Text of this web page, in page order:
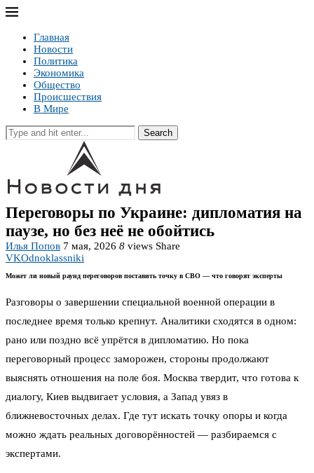
Главная
Новости
Политика
Экономика
Общество
Происшествия
В Мире
Search
Переговоры по Украине: дипломатия на
паузе, но без неё не обойтись
Илья Попов 7 мая, 2026 8 views Share
VKOdnoklassniki
Может ли новый раунд переговоров поставить точку в СВО — что говорят эксперты
Разговоры о завершении специальной военной операции в
последнее время только крепнут. Аналитики сходятся в одном:
рано или поздно всё упрётся в дипломатию. Но пока
переговорный процесс заморожен, стороны продолжают
выяснять отношения на поле боя. Москва твердит, что готова к
диалогу, Киев выдвигает условия, а Запад увяз в
ближневосточных делах. Где тут искать точку опоры и когда
можно ждать реальных договорённостей — разбираемся с
экспертами.